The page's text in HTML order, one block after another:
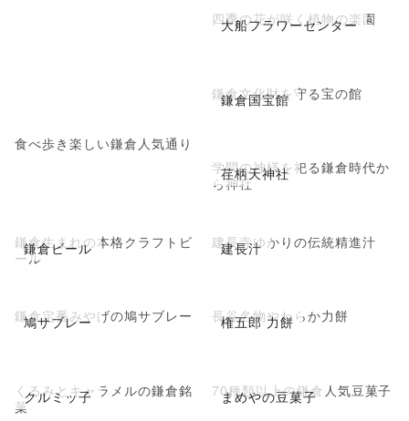
食べ歩き楽しい鎌倉人気通り
大船フラワーセンター
四季の花が咲く植物の楽園
鎌倉国宝館
鎌倉文化財を守る宝の館
荏柄天神社
学問の神様を祀る鎌倉時代か
ら神社
鎌倉ビール
鎌倉生まれの本格クラフトビ
ール
建長汁
建長寺ゆかりの伝統精進汁
鳩サブレー
鎌倉定番みやげの鳩サブレー 権五郎 力餅
長谷名物やわらか力餅
クルミッ子
くるみとキャラメルの鎌倉銘
菓
まめやの豆菓子
70種類以上の鎌倉人気豆菓子